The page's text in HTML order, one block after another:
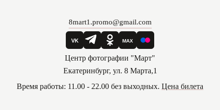
8mart1.promo@gmail.com
Центр фотографии "Март"
Екатеринбург, ул. 8 Марта,1
Время работы: 11.00 - 22.00 без выходных. Цена билета